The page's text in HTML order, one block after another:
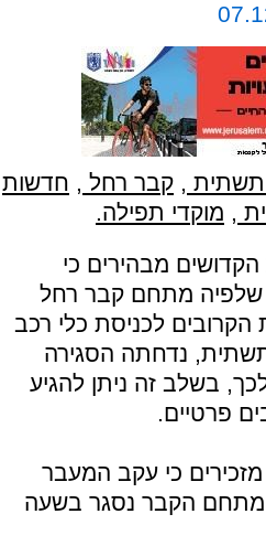
תשתית , קבר רחל , חדשות
, מוקדי תפילה.
מבהירים כי
שלפיה מתחם קבר רחל
הקרובים לכניסת כלי רכב
תשתית, נדחתה הסגירה
בשלב זה ניתן להגיע
פרטיים.
כי עקב המעבר
מתחם הקבר נסגר בשעה